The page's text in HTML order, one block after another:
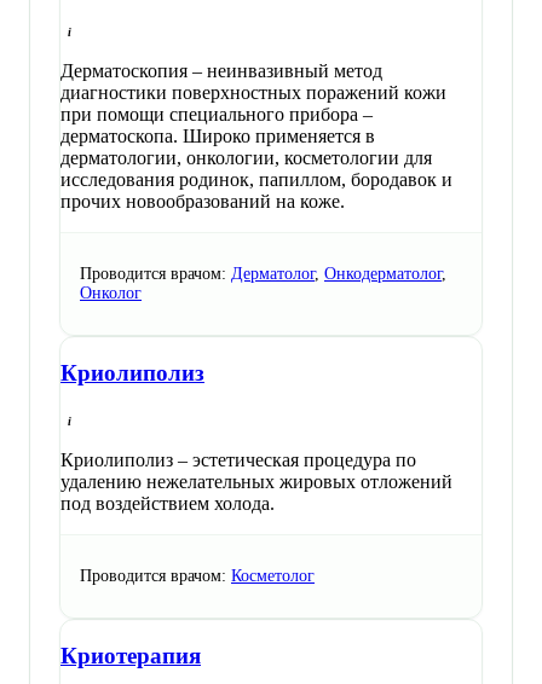
Дерматоскопия – неинвазивный метод
диагностики поверхностных поражений кожи
при помощи специального прибора –
дерматоскопа. Широко применяется в
дерматологии, онкологии, косметологии для
исследования родинок, папиллом, бородавок и
прочих новообразований на коже.
Проводится врачом: Дерматолог, Онкодерматолог,
Онколог
Криолиполиз
Криолиполиз – эстетическая процедура по
удалению нежелательных жировых отложений
под воздействием холода.
Проводится врачом: Косметолог
Криотерапия